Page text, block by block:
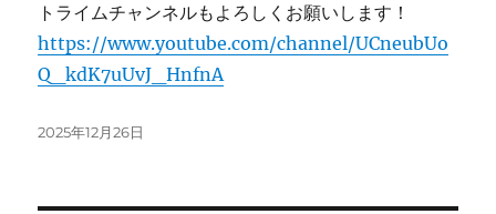
トライムチャンネルもよろしくお願いします！
https://www.youtube.com/channel/UCneubUo
Q_kdK7uUvJ_HnfnA
投
2025年12月26日